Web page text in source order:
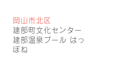
岡山市北区
建部町文化センター
建部温泉プール はっ
ぽね